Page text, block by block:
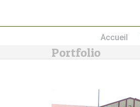
Accueil
Portfolio